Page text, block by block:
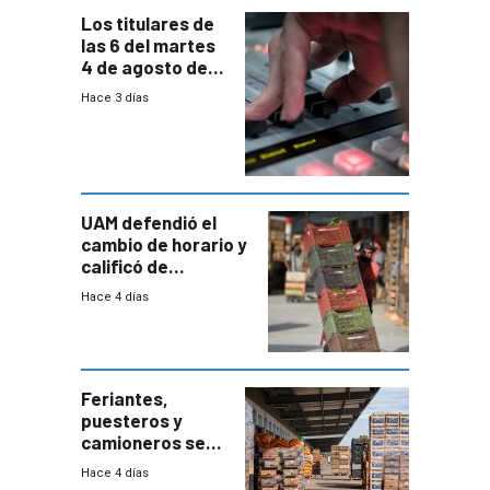
Los titulares de
las 6 del martes
4 de agosto de
2026
Hace 3 días
UAM defendió el
cambio de horario y
calificó de
“desproporcionado”
Hace 4 días
Feriantes,
puesteros y
camioneros se
movilizaron en
Hace 4 días